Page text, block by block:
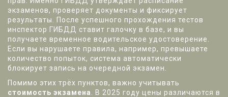
экзаменов, проверяет документы и фиксирует
результаты. После успешного прохождения тестов
инспектор ГИБДД ставит галочку в базе, и вы
получаете временное водительское удостоверение.
Если вы нарушаете правила, например, превышаете
количество попыток, система автоматически
блокирует запись на очередной экзамен.
Помимо этих трёх пунктов, важно учитывать
стоимость экзамена
. В 2025 году цены различаются в